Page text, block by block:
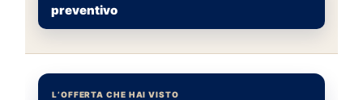
preventivo
L’OFFERTA CHE HAI VISTO